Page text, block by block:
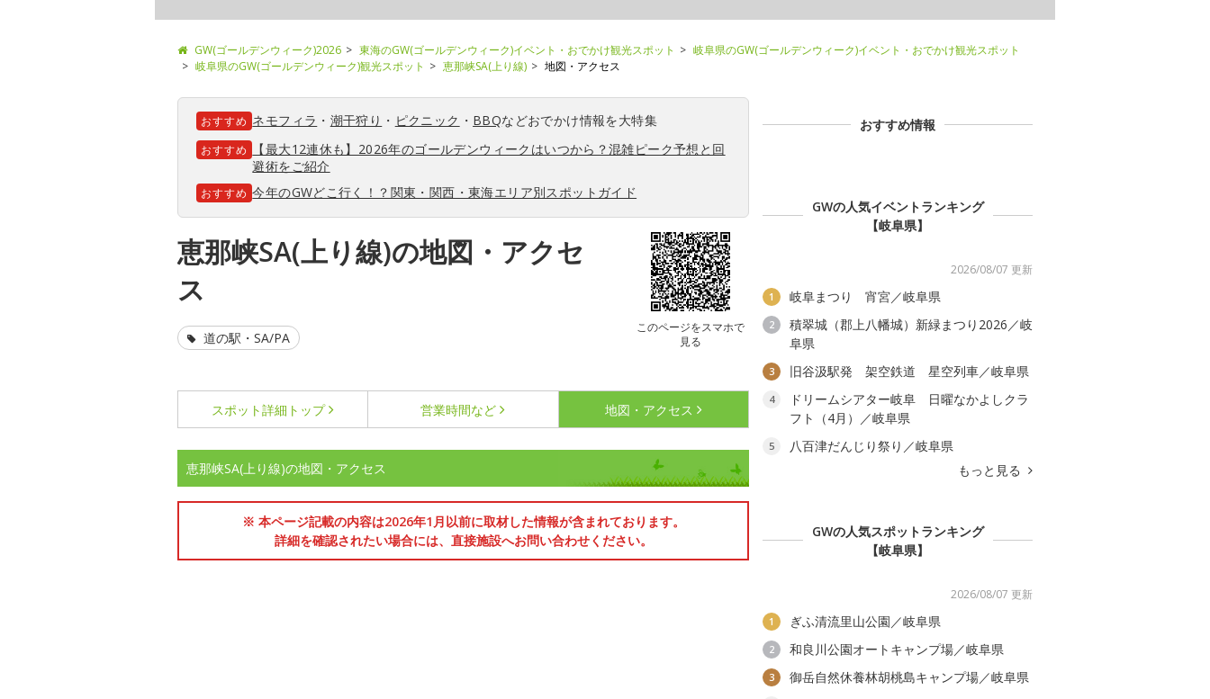
GW(ゴールデンウィーク)2026 東海のGW(ゴールデンウィーク)イベント・おでかけ観光スポット
岐阜県のGW(ゴールデンウィーク)イベント・おでかけ観光スポット
岐阜県のGW(ゴールデンウィーク)観光スポット
恵那峡SA(上り線) 地図・アクセス
おすすめ ネモフィラ ・ 潮干狩り ・ ピクニック ・ BBQなどおでかけ情報を大特集
おすすめ
【最大12連休も】2026年のゴールデンウィークはいつから？混雑ピーク予想と回
避術をご紹介
おすすめ 今年のGWどこ行く！？関東・関西・東海エリア別スポットガイド
恵那峡SA(上り線)の地図・アクセ
ス
このページをスマホで
見る
道の駅・SA/PA
スポット詳細 トップ 営業時間など 地図・アクセス
恵那峡SA(上り線)の地図・アクセス
※ 本ページ記載の内容は2026年1月以前に取材した情報が含まれております。
詳細を確認されたい場合には、直接施設へお問い合わせください。
おすすめ情報
GWの人気イベントランキング
【岐阜県】
2026/08/07 更新
1 岐阜まつり 宵宮／岐阜県
2
積翠城（郡上八幡城）新緑まつり2026／岐
阜県
3 旧谷汲駅発 架空鉄道 星空列車／岐阜県
4
ドリームシアター岐阜 日曜なかよしクラ
フト（4月）／岐阜県
5
八百津だんじり祭り／岐阜県
もっと見る
GWの人気スポットランキング
【岐阜県】
2026/08/07 更新
1 ぎふ清流里山公園／岐阜県
2 和良川公園オートキャンプ場／岐阜県
3 御岳自然休養林胡桃島キャンプ場／岐阜県